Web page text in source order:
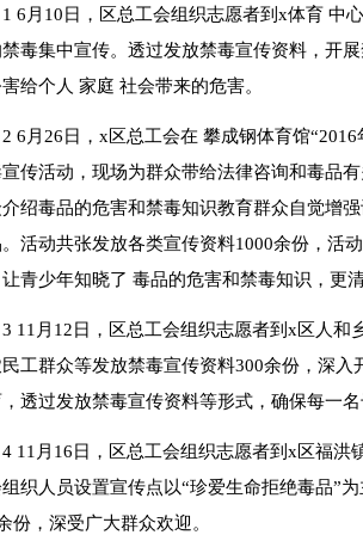
1 6月10日，区总工会组织志愿者到x体育 中
毒集中宣传。透过发放禁毒宣传资料，开
给个人 家庭 社会带来的危害。
2 6月26日，x区总工会在 攀成钢体育馆
传活动，现场为群众带给法律咨询和毒品
绍毒品的危害和禁毒知识教育群众自觉增
活动共张发放各类宣传资料1000余份，活
青少年知晓了 毒品的危害和禁毒知识，更
3 11月12日，区总工会组织志愿者到x区人和
工群众等发放禁毒宣传资料300余份，深
透过发放禁毒宣传资料等形式，确保每一
4 11月16日，区总工会组织志愿者到x区福洪
织人员设置宣传点以“珍爱生命拒绝毒品”
份，深受广大群众欢迎。